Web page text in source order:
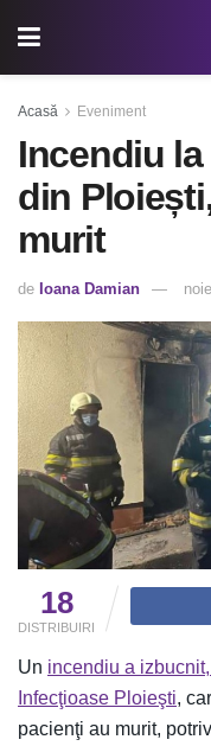
Acasă Eveniment
Incendiu
din
murit
de Ioana Damian
18
DISTRIBUIRI
Un incendiu a
Infecţioase Ploieşti,
pacienţi au murit,